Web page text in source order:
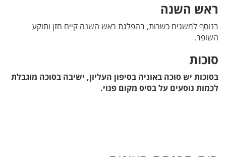
ראש השנה
בנוסף למשגיח כשרות, בהפלגת ראש השנה קיים חזן ותוקע
השופר.
סוכות
בסוכות יש סוכה באוניה בסיפון העליון, ישיבה בסוכה מוגבלת
לכמות נוסעים על בסיס מקום פנוי.